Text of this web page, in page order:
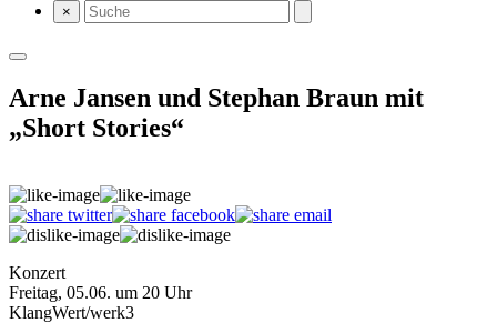
×
Arne Jansen und Stephan Braun mit
„Short Stories“
Konzert
Freitag, 05.06. um 20 Uhr
KlangWert/werk3